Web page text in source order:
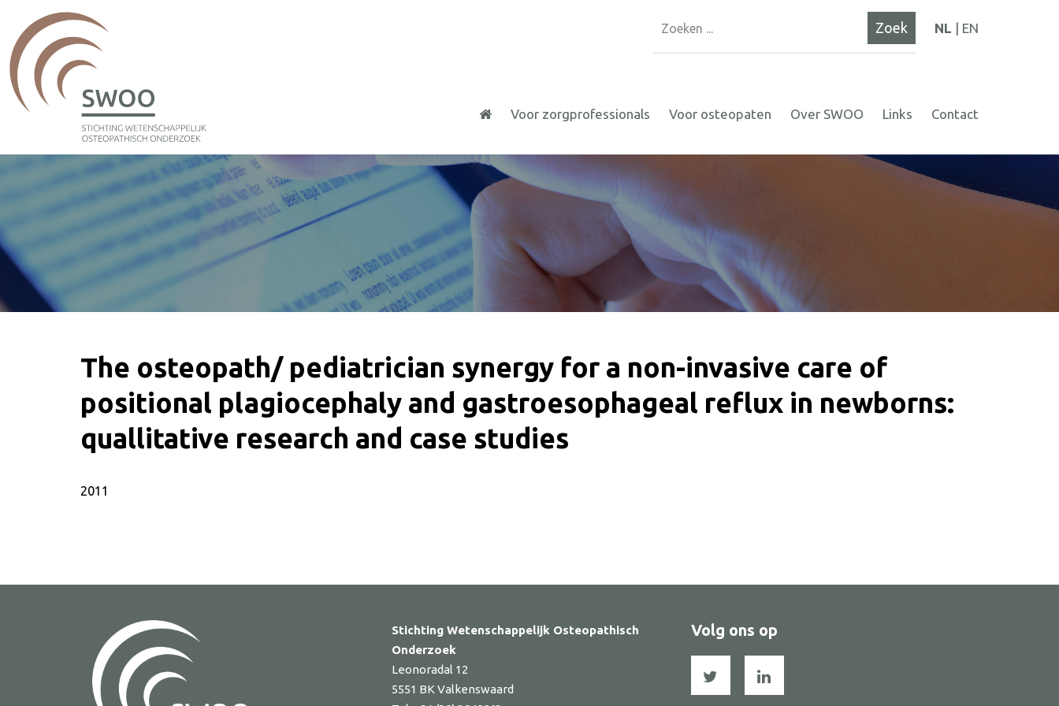
NL EN
Voor zorgprofessionals Voor osteopaten Over SWOO Links Contact
SWOO literatuurzoeker
The osteopath/ pediatrician synergy for a non-invasive care of
positional plagiocephaly and gastroesophageal reflux in newborns:
quallitative research and case studies
2011
Stichting Wetenschappelijk Osteopathisch
Onderzoek
Leonoradal 12
5551 BK Valkenswaard
Volg ons op